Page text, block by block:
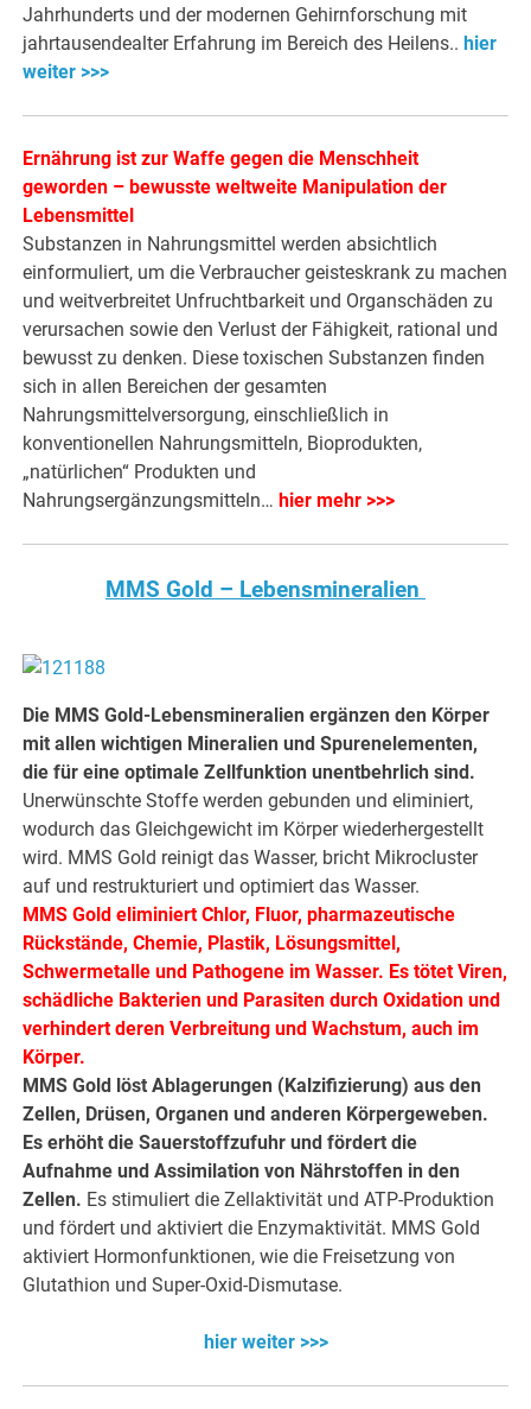
Jahrhunderts und der modernen Gehirnforschung mit
jahrtausendealter Erfahrung im Bereich des Heilens.. hier
weiter >>>
Ernährung ist zur Waffe gegen die Menschheit
geworden – bewusste weltweite Manipulation der
Lebensmittel
Substanzen in Nahrungsmittel werden absichtlich
einformuliert, um die Verbraucher geisteskrank zu machen
und weitverbreitet Unfruchtbarkeit und Organschäden zu
verursachen sowie den Verlust der Fähigkeit, rational und
bewusst zu denken. Diese toxischen Substanzen finden
sich in allen Bereichen der gesamten
Nahrungsmittelversorgung, einschließlich in
konventionellen Nahrungsmitteln, Bioprodukten,
„natürlichen“ Produkten und
Nahrungsergänzungsmitteln… hier mehr >>>
MMS Gold – Lebensmineralien
Die MMS Gold-Lebensmineralien ergänzen den Körper
mit allen wichtigen Mineralien und Spurenelementen,
die für eine optimale Zellfunktion unentbehrlich sind.
Unerwünschte Stoffe werden gebunden und eliminiert,
wodurch das Gleichgewicht im Körper wiederhergestellt
wird. MMS Gold reinigt das Wasser, bricht Mikrocluster
auf und restrukturiert und optimiert das Wasser.
MMS Gold eliminiert Chlor, Fluor, pharmazeutische
Rückstände, Chemie, Plastik, Lösungsmittel,
Schwermetalle und Pathogene im Wasser. Es tötet Viren,
schädliche Bakterien und Parasiten durch Oxidation und
verhindert deren Verbreitung und Wachstum, auch im
Körper.
MMS Gold löst Ablagerungen (Kalzifizierung) aus den
Zellen, Drüsen, Organen und anderen Körpergeweben.
Es erhöht die Sauerstoffzufuhr und fördert die
Aufnahme und Assimilation von Nährstoffen in den
Zellen. Es stimuliert die Zellaktivität und ATP-Produktion
und fördert und aktiviert die Enzymaktivität. MMS Gold
aktiviert Hormonfunktionen, wie die Freisetzung von
Glutathion und Super-Oxid-Dismutase.
hier weiter >>>